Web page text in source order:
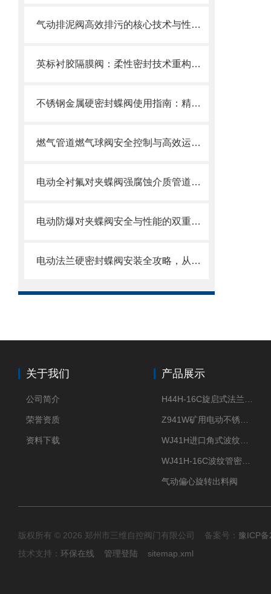
气动排泥阀高效排污的核心技术与性能解析
英标衬胶隔膜阀：柔性密封技术重构工业流体控制新范式
不锈钢金属硬密封蝶阀使用指南：精准操作以保障长久密封
燃气管道燃气球阀安全控制与高效运行的“核心开关”
电动全衬氟对夹蝶阀强腐蚀介质管道的可靠卫士
电动防爆对夹蝶阀安全与性能的双重防线，选型要求全解析
电动法兰硬密封蝶阀安装全攻略，从基础到调试的精密指南
关于我们
公司简介
荣誉资质
资料下载
产品展示
气动偏心旋转出料阀
版权所有 © 2026 郑州市三维自控阀门有限公司 备案号： 豫ICP
技术支持： 环保在线 管理登陆 sitemap.xml